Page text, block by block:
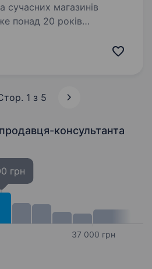
магазинів
понад 20 років
Налічуємо 14 локацій
1 з 5
консультанта
грн
37 000 грн